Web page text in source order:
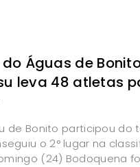
Águas de
leva 48 atletas
de Bonito participou do
o 2° lugar na
(24) Bodoquena